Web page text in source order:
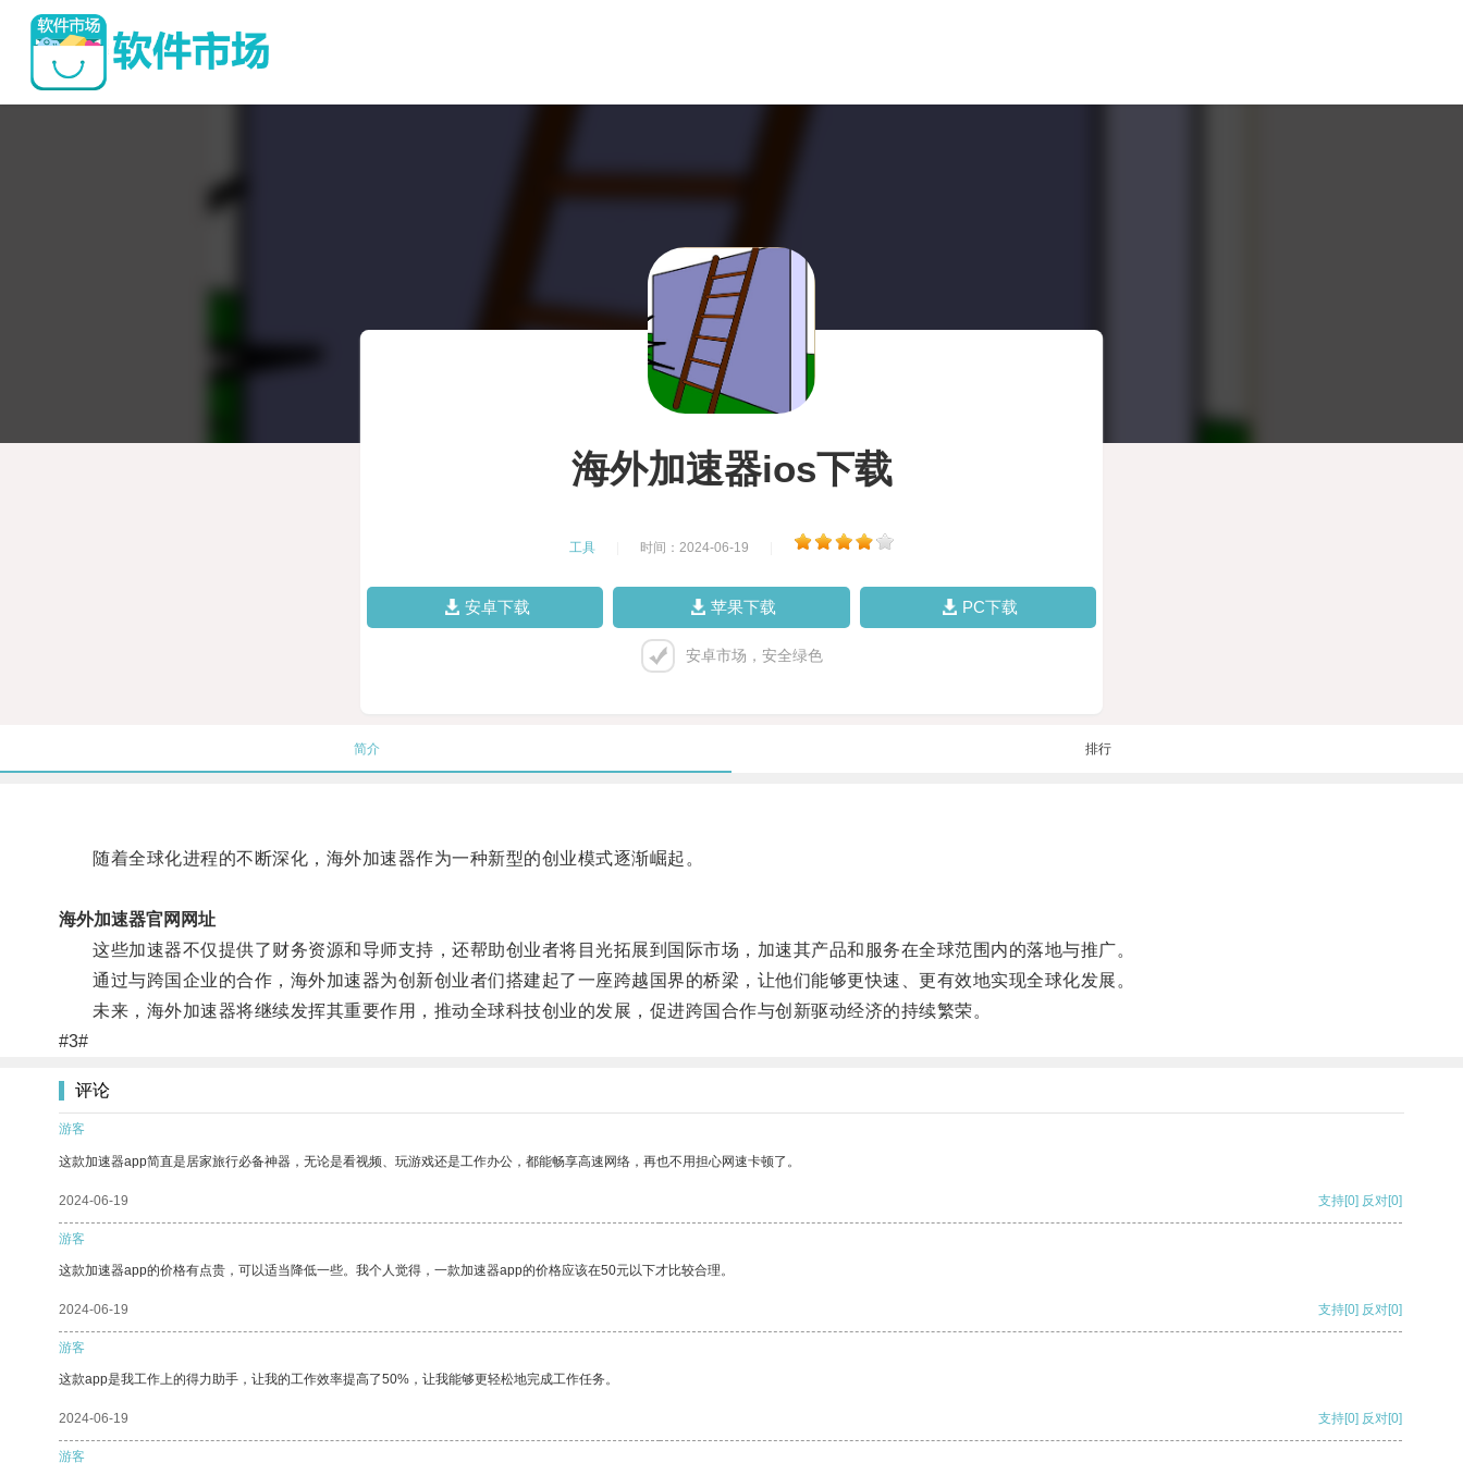
海外加速器ios下载
工具 时间：2024-06-19
安卓下载 苹果下载 PC下载
安卓市场，安全绿色
简介 排行
随着全球化进程的不断深化，海外加速器作为一种新型的创业模式逐渐崛起。
海外加速器官网网址
这些加速器不仅提供了财务资源和导师支持，还帮助创业者将目光拓展到国际市场，加速其产品和服务在全球范围内的落地与推广。
通过与跨国企业的合作，海外加速器为创新创业者们搭建起了一座跨越国界的桥梁，让他们能够更快速、更有效地实现全球化发展。
未来，海外加速器将继续发挥其重要作用，推动全球科技创业的发展，促进跨国合作与创新驱动经济的持续繁荣。
#3#
评论
游客
这款加速器app简直是居家旅行必备神器，无论是看视频、玩游戏还是工作办公，都能畅享高速网络，再也不用担心网速卡顿了。
2024-06-19 支持[0] 反对[0]
游客
这款加速器app的价格有点贵，可以适当降低一些。我个人觉得，一款加速器app的价格应该在50元以下才比较合理。
2024-06-19 支持[0] 反对[0]
游客
这款app是我工作上的得力助手，让我的工作效率提高了50%，让我能够更轻松地完成工作任务。
2024-06-19 支持[0] 反对[0]
游客